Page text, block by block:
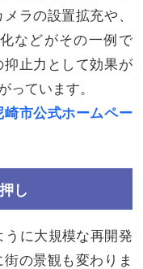
ラの設置拡充や、
などがその一例で
止力として効果が
っています。
市公式ホームペー
し
うに大規模な再開発
の景観も変わりま